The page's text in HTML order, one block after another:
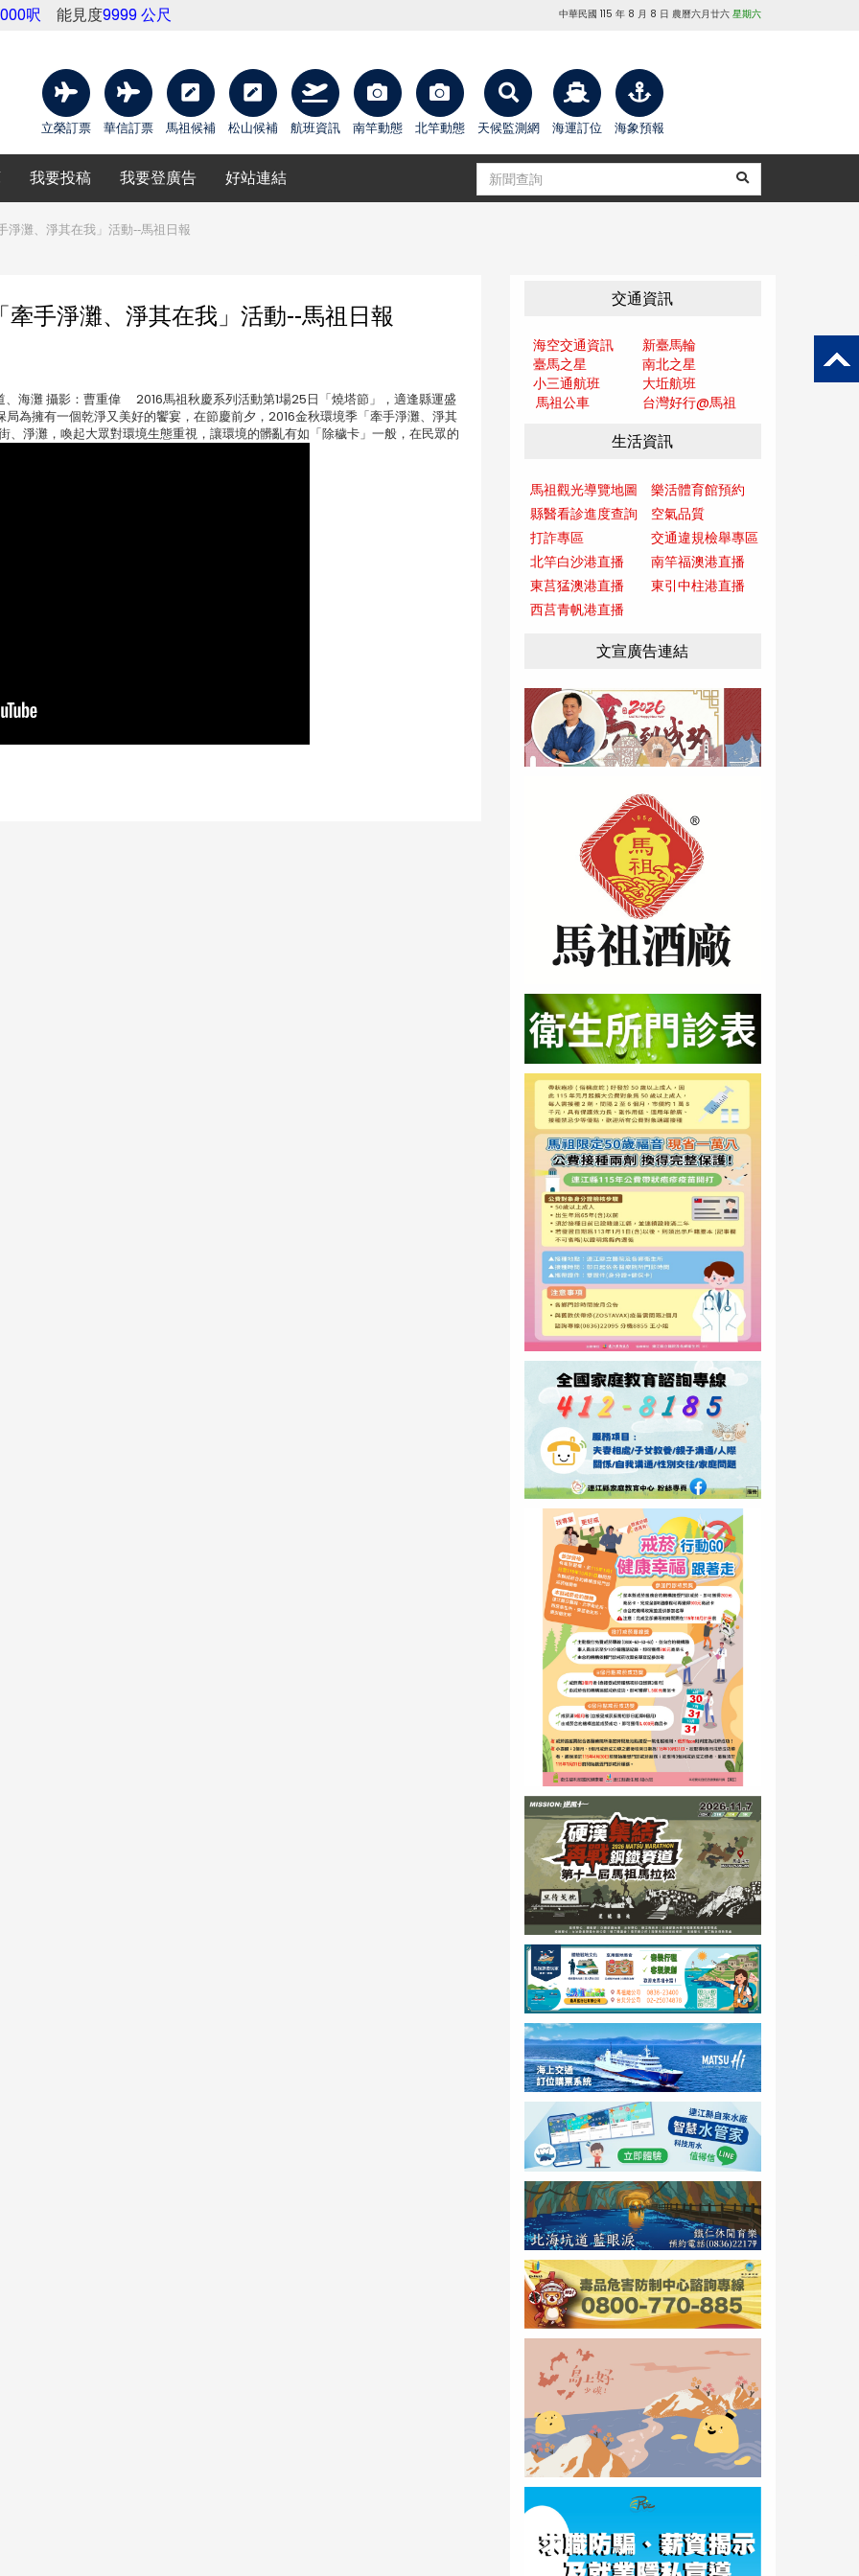
呎 能見度9999 公尺 中華民國 115 年 8 月 8 日 農曆六月廿六 星期六
立榮訂票 華信訂票 馬祖候補 松山候補 航班資訊 南竿動態 北竿動態 天候監測網 海運訂位 海象預報
我要投稿 我要登廣告 好站連結
灘、淨其在我」活動--馬祖日報
手淨灘、淨其在我」活動--馬祖日報
海灘 攝影：曹重偉 2016馬祖秋慶系列活動第1場25日「燒塔節」，適逢縣運盛
為擁有一個乾淨又美好的饗宴，在節慶前夕，2016金秋環境季「牽手淨灘、淨其
淨灘，喚起大眾對環境生態重視，讓環境的髒亂有如「除穢卡」一般，在民眾的
交通資訊
海空交通資訊
新臺馬輪
臺馬之星
南北之星
小三通航班
大坵航班
馬祖公車
台灣好行@馬祖
生活資訊
馬祖觀光導覽地圖
樂活體育館預約
縣醫看診進度查詢
空氣品質
打詐專區
交通違規檢舉專區
北竿白沙港直播
南竿福澳港直播
東莒猛澳港直播
東引中柱港直播
西莒青帆港直播
文宣廣告連結